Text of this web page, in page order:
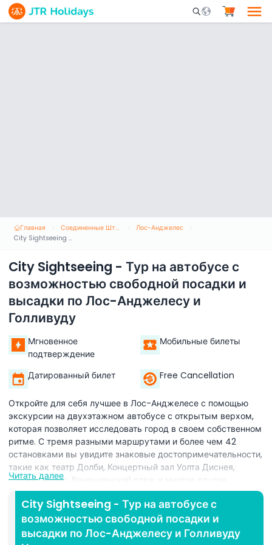
Mobile Search
Главная Соединенные Штаты Америки
Лос-Анджелес
City Sightseeing - Тур на автобусе с возможностью свободной посадки и высадки по Лос-Анджелесу и Голливуду
City Sightseeing - Тур на автобусе с
возможностью свободной посадки и
высадки по Лос-Анджелесу и
Голливуду
Мгновенное
подтверждение
Мобильные билеты
Датированный билет Free Cancellation
Откройте для себя лучшее в Лос-Анджелесе с помощью
экскурсии на двухэтажном автобусе с открытым верхом,
которая позволяет исследовать город в своем собственном
ритме. С тремя разными маршрутами и более чем 42
остановками вы увидите знаковые достопримечательности,
такие как театр Долби, Концертный зал Уолта Диснея,
Оушен-авеню, Венецианский пляж и многое другое.
Независимо от того, интересуетесь ли вы историей кино,
атмосферой пляжей или культурой центра города, этот тур
подойдет каждому. Вы можете сколько угодно раз
садиться и выходить из автобуса, чтобы исследовать
Читать далее
City Sightseeing - Тур на автобусе с
возможностью свободной посадки и
высадки по Лос-Анджелесу и Голливуду